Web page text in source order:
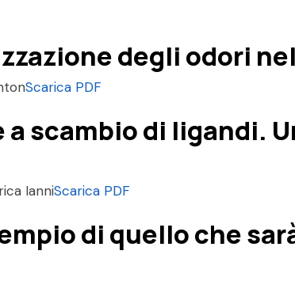
degli odori
Scarica PDF
scambio di ligandi.
IanniScarica PDF
di quello che